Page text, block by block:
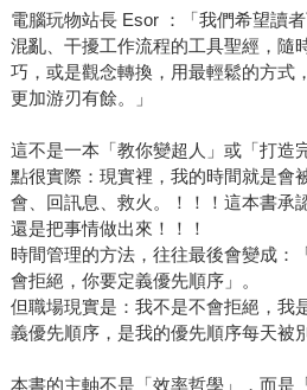
電腦玩物站長 Esor ：「我們希望讀
混亂、干擾工作流程的工具聖經，隨
巧，或是觀念轉換，用最輕鬆的方式
更加游刃有餘。」
這不是一本「教你變超人」或「打造
點很實際：現實裡，我的時間就是會
會、回訊息、救火。！！！這本書承
還是把事情做出來！！！
時間管理的方法，往往最後會變成：
會拒絕，你要定義優先順序」。
但職場現實是：我不是不會拒絕，我
義優先順序，是我的優先順序每天被
本書的主軸不是「效率哲學」，而是